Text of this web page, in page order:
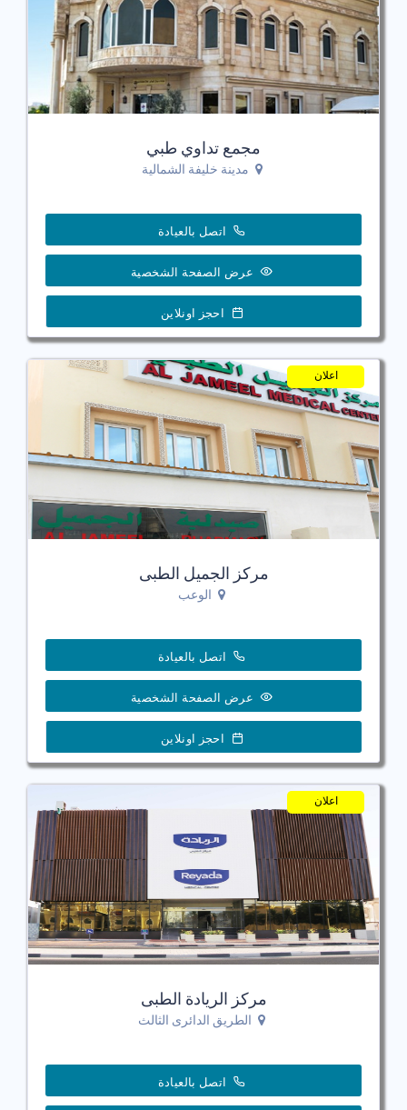
مجمع تداوي طبي
مدينة خليفة الشمالية
اتصل بالعيادة
عرض الصفحة الشخصية
احجز اونلاين
اعلان
مركز الجميل الطبى
الوعب
اتصل بالعيادة
عرض الصفحة الشخصية
احجز اونلاين
اعلان
مركز الريادة الطبى
الطريق الدائرى الثالث
اتصل بالعيادة